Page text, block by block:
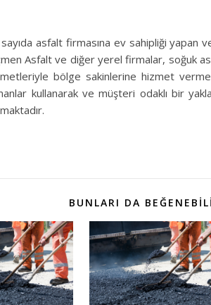
asfalt firmasına ev sahipliği yapan
Asfalt ve diğer yerel firmalar, soğuk
bölge sakinlerine hizmet
kullanarak ve müşteri odaklı bir
BUNLARI DA